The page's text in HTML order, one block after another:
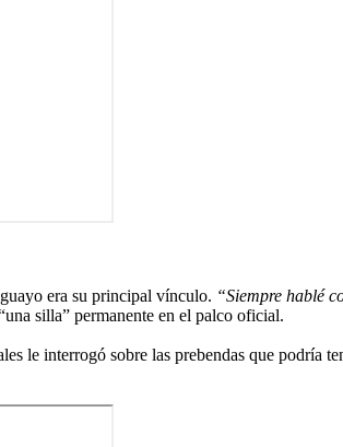
era su principal vínculo. “Siempre hablé
silla” permanente en el palco oficial.
le interrogó sobre las prebendas que podría